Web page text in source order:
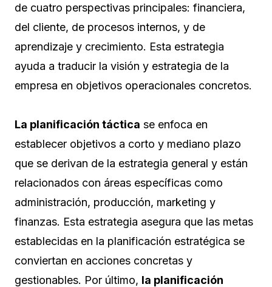
de cuatro perspectivas principales: financiera,
del cliente, de procesos internos, y de
aprendizaje y crecimiento. Esta estrategia
ayuda a traducir la visión y estrategia de la
empresa en objetivos operacionales concretos.
La planificación táctica se enfoca en
establecer objetivos a corto y mediano plazo
que se derivan de la estrategia general y están
relacionados con áreas específicas como
administración, producción, marketing y
finanzas. Esta estrategia asegura que las metas
establecidas en la planificación estratégica se
conviertan en acciones concretas y
gestionables. Por último, la planificación